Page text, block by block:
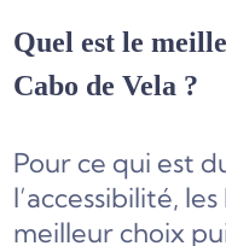
Quel est le
Cabo de Vela ?
Pour ce qui est
l’accessibilité,
meilleur choix